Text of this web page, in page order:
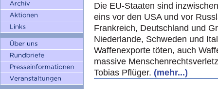
Die EU-Staaten sind
eins vor den USA und vor
Frankreich, Deutschland und
Niederlande, Schweden und
Waffenexporte töten, auch
massive
Tobias Pflüger. (mehr...)